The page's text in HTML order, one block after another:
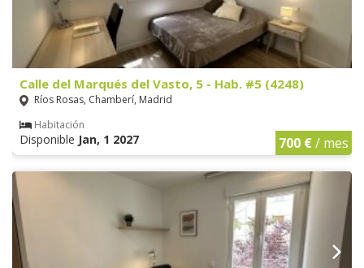
Calle del Marqués del Vasto, 5 - Hab. #5 (4248)
Ríos Rosas, Chamberí, Madrid
Habitación
Disponible Jan, 1 2027 700 €/ mes